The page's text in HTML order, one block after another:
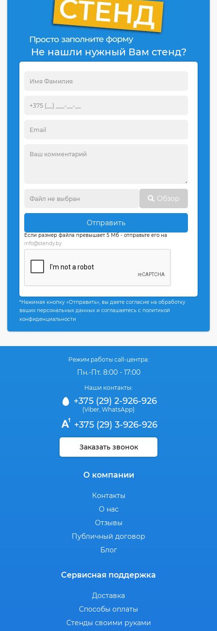
Не нашли нужный Вам стенд?
Обзор
Отправить
Если размер файла превышает 5 Мб - отправьте его на
info@stendy.by
*Нажимая кнопку «Отправить», вы даете согласие на обработку
ваших персональных данных и соглашаетесь с политикой
конфиденциальности
Режим работы call-центра:
Пн.-Пт. 8:00 - 17:00
Наши контакты:
+375 (29) 2-926-926
(Viber WhatsApp)
+375 (29) 3-926-926
Заказать звонок
О компании
Контакты
О нас
Отзывы
Публичный договор
Блог
Сервисная поддержка
Доставка
Способы оплаты
Стенды своими руками